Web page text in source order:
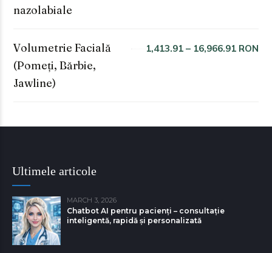
nazolabiale
Volumetrie Facială
(Pomeți, Bărbie,
Jawline)
1,413.91 – 16,966.91 RON
Ultimele articole
MARCH 3, 2026
Chatbot AI pentru pacienți – consultație
inteligentă, rapidă și personalizată